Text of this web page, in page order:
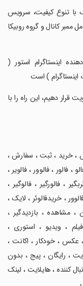
با تنوع کیفیت، سرویس
ممبر کانال و گروه روبیکا
اینستاگرام استور (
) است
قرار دهیم، این راه را با
، خرید ، ثبت ، سفارش ،
، فالوور ، فالویر ،
، فالورگیر ، فالوگیر ،
، خریدفالوئر ، لایک ،
مشاهده ، بازدیدگیر ،
، ویدیو ، استوری ،
، عکس ، خودکار ، اکانت ،
، رایگان ، پیج ، بدون
کننده ، هایلایت ، لینک